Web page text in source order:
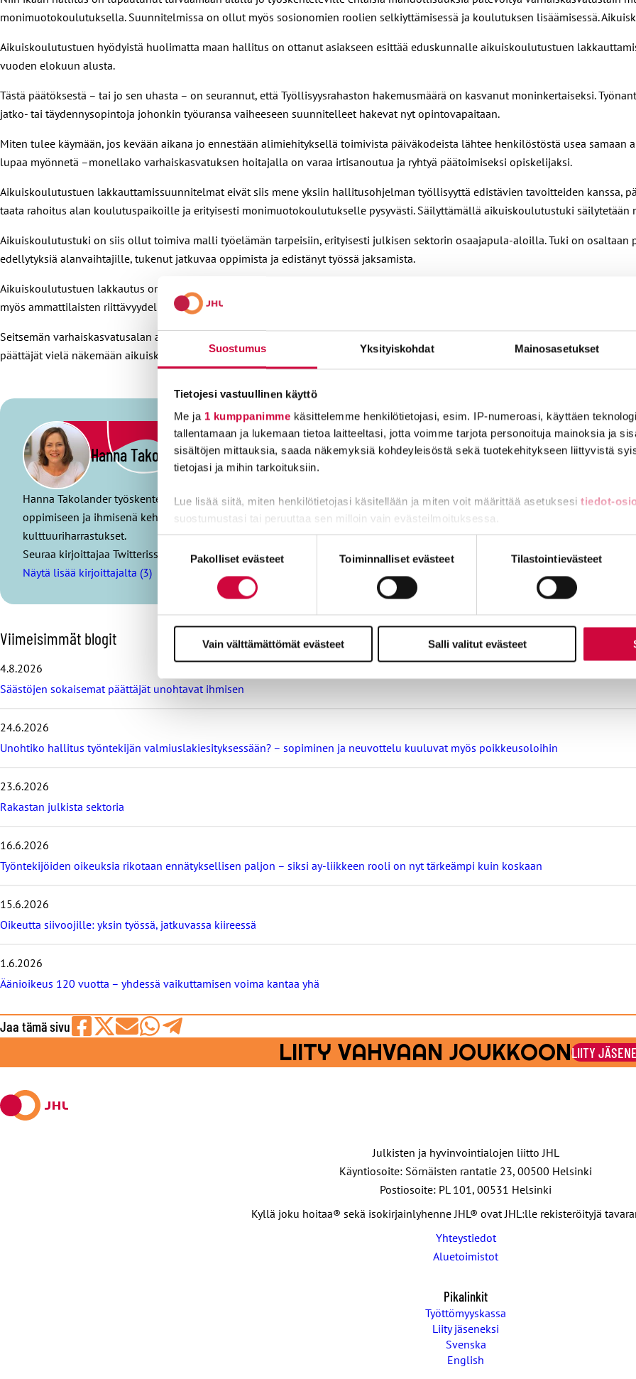
Suostumus Yksityiskohdat Mainosasetukset
Tietojesi vastuullinen käyttö
Me ja 1 kumppanimme käsittelemme henkilötietojasi, esim. IP-numeroasi, käyttäen
tallentamaan ja lukemaan tietoa laitteeltasi, jotta voimme tarjota personoituja mainoksia ja
sisältöjen mittauksia, saada näkemyksiä kohdeyleisöstä sekä tuotekehitykseen liittyvistä
tietojasi ja mihin tarkoituksiin.
Lue lisää siitä, miten henkilötietojasi käsitellään ja miten voit määrittää asetuksesi tiedot-
suostumustasi tai peruuttaa sen milloin vain evästeilmoituksessa.
Evästeistä osa on välttämättömiä, osa sivuston toimintaa parantavia, ja osaa käytetään
valinta
Pakolliset evästeet Toiminnalliset evästeet Tilastointievästeet
Vain välttämättömät evästeet Salli valitut evästeet
monimuotokoulutuksella. Suunnitelmissa on ollut myös sosionomien roolien selkiyttämisessä ja koulutuksen lisäämisessä.
Aikuiskoulutustuen hyödyistä huolimatta maan hallitus on ottanut asiakseen esittää eduskunnalle aikuiskoulutustuen
vuoden elokuun alusta.
Tästä päätöksestä – tai jo sen uhasta – on seurannut, että Työllisyysrahaston hakemusmäärä on kasvanut moninkertaiseksi.
jatko- tai täydennysopintoja johonkin työuransa vaiheeseen suunnitelleet hakevat nyt opintovapaitaan.
Miten tulee käymään, jos kevään aikana jo ennestään alimiehityksellä toimivista päiväkodeista lähtee henkilöstöstä usea samaan
lupaa myönnetä –monellako varhaiskasvatuksen hoitajalla on varaa irtisanoutua ja ryhtyä päätoimiseksi opiskelijaksi.
Aikuiskoulutustuen lakkauttamissuunnitelmat eivät siis mene yksiin hallitusohjelman työllisyyttä edistävien tavoitteiden kanssa,
taata rahoitus alan koulutuspaikoille ja erityisesti monimuotokoulutukselle pysyvästi. Säilyttämällä aikuiskoulutustuki säilytetään
Aikuiskoulutustuki on siis ollut toimiva malli työelämän tarpeisiin, erityisesti julkisen sektorin osaajapula-aloilla. Tuki on
edellytyksiä alanvaihtajille, tukenut jatkuvaa oppimista ja edistänyt työssä jaksamista.
Aikuiskoulutustuen lakkautus on ristiriidassa hallitusohjelman työllisyyttä parantavien kirjausten kanssa. Tuen leikkaus on
myös ammattilaisten riittävyydelle.
Seitsemän varhaiskasvatusalan ammattiliittoa julkaisi viime viikolla
päättäjät vielä näkemään aikuiskoulutustuen hyödyt ja mahdollisuudet varhaiskasvatusalan työvoimapulan helpottamisessa.
Hanna Takolander
Hanna Takolander työskentelee JHL:ssä koulutuspoliittisena asiantuntijana, päävastuualueenaan kasvatus- ja ohjausalat.
oppimiseen ja ihmisenä kehittymiseen läpi elämän. Vapaa-ajalla yhteiskunnallinen vaikuttaminen yhdenvertaisuuden
kulttuuriharrastukset.
Seuraa kirjoittajaa Twitterissä:
@HJTakolander
Näytä lisää kirjoittajalta (3)
O
h
a
i
m
s
i
ä
t
b
l
o
i
t
Viimeisimmät blogit
4.8.2026
Säästöjen sokaisemat päättäjät unohtavat ihmisen
24.6.2026
Unohtiko hallitus työntekijän valmiuslakiesityksessään? – sopiminen ja neuvottelu kuuluvat myös poikkeusoloihin
23.6.2026
Rakastan julkista sektoria
16.6.2026
Työntekijöiden oikeuksia rikotaan ennätyksellisen paljon – siksi ay-liikkeen rooli on nyt tärkeämpi kuin koskaan
15.6.2026
Oikeutta siivoojille: yksin työssä, jatkuvassa kiireessä
1.6.2026
Äänioikeus 120 vuotta – yhdessä vaikuttamisen voima kantaa yhä
Jaa tämä sivu
LIITY VAHVAAN JOUKKOONLIITY
Julkisten ja hyvinvointialojen liitto JHL
Käyntiosoite: Sörnäisten rantatie 23, 00500 Helsinki
Postiosoite: PL 101, 00531 Helsinki
Kyllä joku hoitaa® sekä isokirjainlyhenne JHL® ovat JHL:lle rekisteröityjä
Yhteystiedot
Aluetoimistot
Pikalinkit
Työttömyyskassa
Liity jäseneksi
Svenska
English